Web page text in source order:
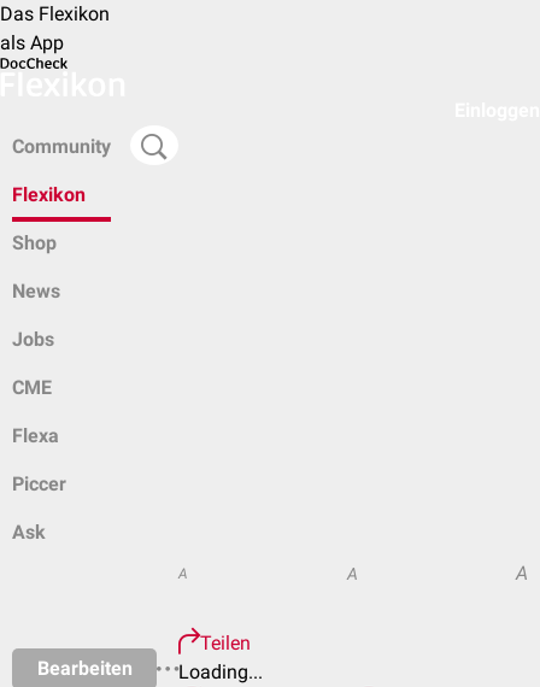
Das Flexikon
als App
Community
Flexikon
Shop
News
Jobs
CME
Flexa
Piccer
Ask
Bearbeiten
A A A
Teilen
Loading...